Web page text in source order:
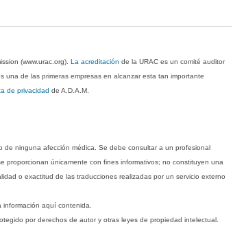
(www.urac.org).La acreditación de la URAC es un comité auditor
una de las primeras empresas en alcanzar esta tan importante
de privacidad de A.D.A.M.
ninguna afección médica. Se debe consultar a un profesional
proporcionan únicamente con fines informativos; no constituyen una
o exactitud de las traducciones realizadas por un servicio externo
aquí contenida.
por derechos de autor y otras leyes de propiedad intelectual.